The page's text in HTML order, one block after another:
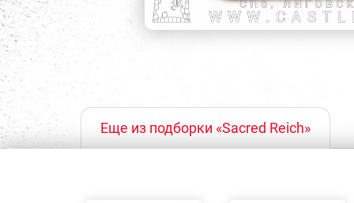
Еще из подборки «Sacred Reich»